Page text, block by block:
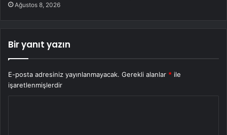
Ağustos 8, 2026
Bir yanıt yazın
E-posta adresiniz yayınlanmayacak. Gerekli alanlar * ile
işaretlenmişlerdir